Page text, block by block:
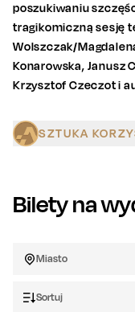
poszukiwaniu
tragikomiczną sesję
Wolszczak/
Konarowska, Janusz
Krzysztof Czeczot i
SZTUKA
Bilety na
Miasto
Sortuj